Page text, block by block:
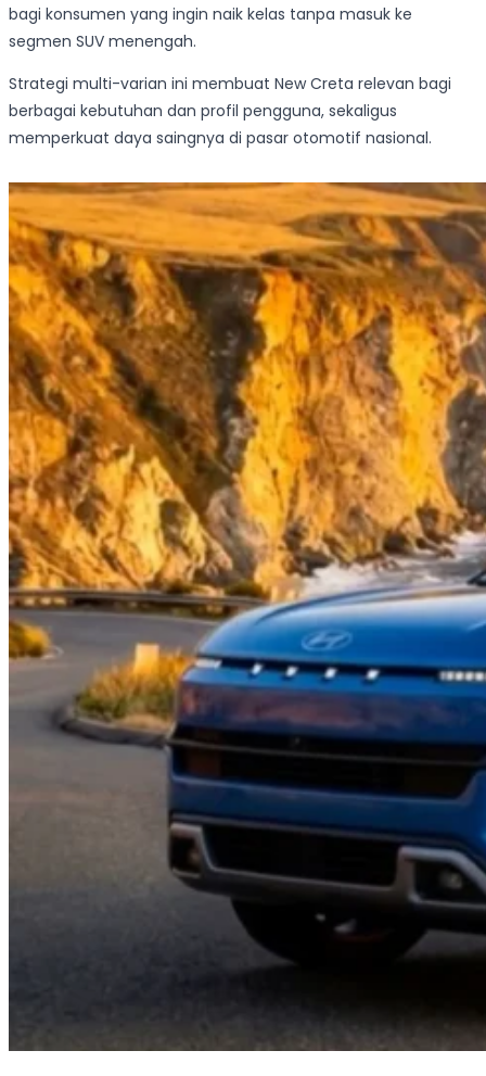
bagi konsumen yang ingin naik kelas tanpa masuk ke
segmen SUV menengah.
Strategi multi-varian ini membuat New Creta relevan bagi
berbagai kebutuhan dan profil pengguna, sekaligus
memperkuat daya saingnya di pasar otomotif nasional.